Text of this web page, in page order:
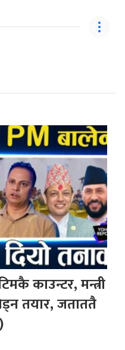
काउन्टर, मन्त्री
तयार, जताततै